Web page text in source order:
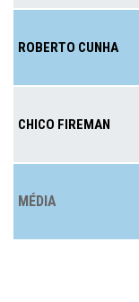
ROBERTO CUNHA
CHICO FIREMAN
MÉDIA